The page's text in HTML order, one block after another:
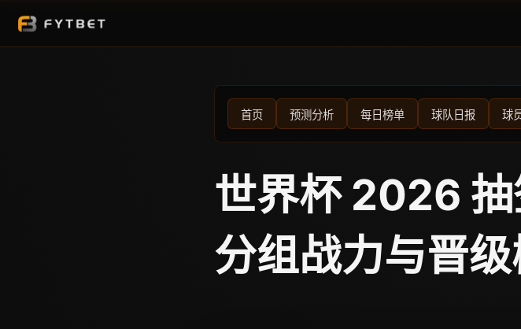
首页 预测分析 每日榜单 球队日报 球
世界杯 2026
分组战力与晋